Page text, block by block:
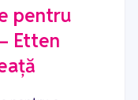
pentru
Etten